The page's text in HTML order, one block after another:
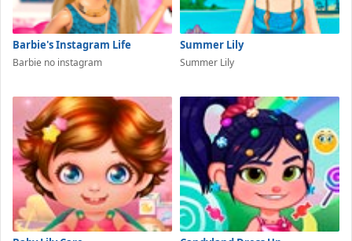
Barbie's Instagram Life
Barbie no instagram
Summer Lily
Summer Lily